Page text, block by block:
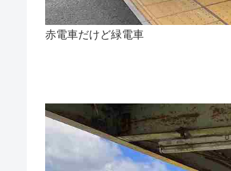
赤電車だけど緑電車